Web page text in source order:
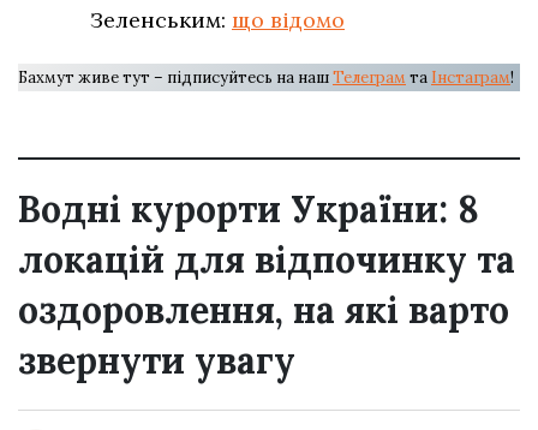
Зеленським: що відомо
Бахмут живе тут – підписуйтесь на нашТелеграм та Інстаграм!
Водні курорти України: 8
локацій для відпочинку та
оздоровлення, на які варто
звернути увагу